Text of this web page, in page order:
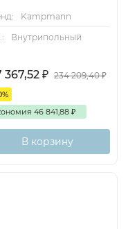
Kampmann
Внутрипольный
367,52 ₽ 234 209,40₽
46 841,88 ₽
В корзину